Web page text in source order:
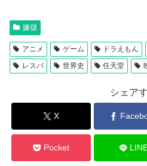
嫌儲
アニメ ゲーム ドラえもん
レスバ
世界史 任天堂
シェア
X
Pocket